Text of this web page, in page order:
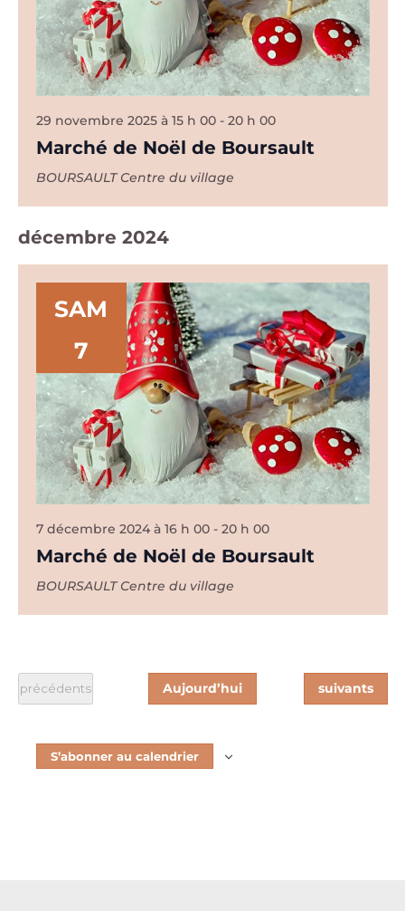
Marché de Noël de Boursault
29 novembre 2025 à 15 h 00- 20 h 00
BOURSAULTCentre du village
décembre 2024
SAM
7
Marché de Noël de Boursault
7 décembre 2024 à 16 h 00- 20 h 00
BOURSAULTCentre du village
Évènements
précédents Aujourd’hui Évènements
suivants
S’abonner au calendrier